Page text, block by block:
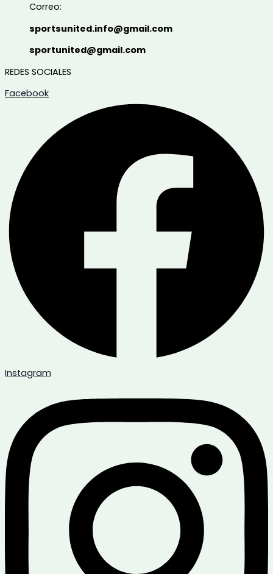
Correo:
sportsunited.info@gmail.com
sportunited@gmail.com
REDES SOCIALES
Facebook
Instagram